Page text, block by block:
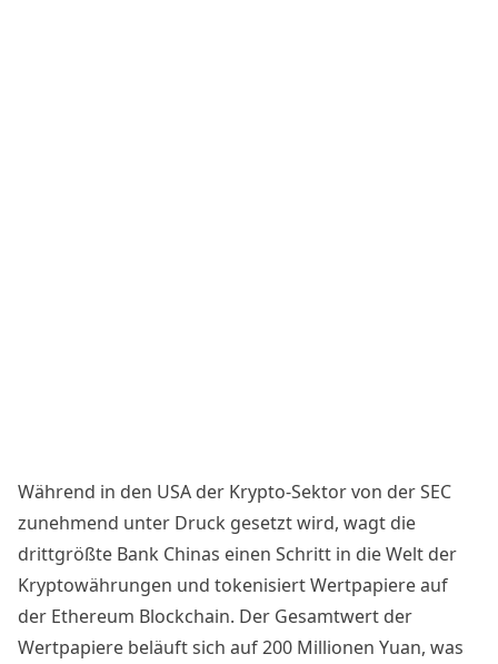
Während in den USA der Krypto-Sektor von der SEC
zunehmend unter Druck gesetzt wird, wagt die
drittgrößte Bank Chinas einen Schritt in die Welt der
Kryptowährungen und tokenisiert Wertpapiere auf
der Ethereum Blockchain. Der Gesamtwert der
Wertpapiere beläuft sich auf 200 Millionen Yuan, was